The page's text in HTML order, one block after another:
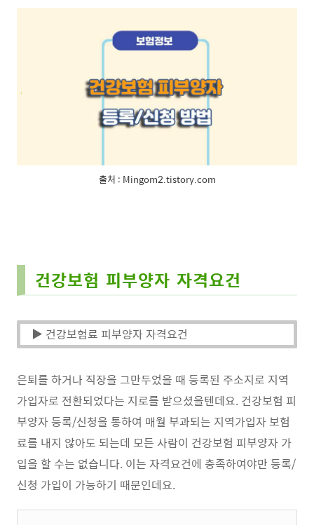
출처 : Mingom2.tistory.com
건강보험 피부양자 자격요건
▶ 건강보험료 피부양자 자격요건
은퇴를 하거나 직장을 그만두었을 때 등록된 주소지로 지역
가입자로 전환되었다는 지로를 받으셨을텐데요. 건강보험 피
부양자 등록/신청을 통하여 매월 부과되는 지역가입자 보험
료를 내지 않아도 되는데 모든 사람이 건강보험 피부양자 가
입을 할 수는 없습니다. 이는 자격요건에 충족하여야만 등록/
신청 가입이 가능하기 때문인데요.